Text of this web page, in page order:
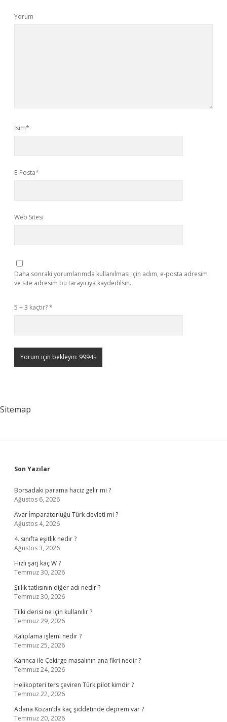
Yorum
İsim*
E-Posta*
Web Sitesi
Daha sonraki yorumlarımda kullanılması için adım, e-posta adresim
ve site adresim bu tarayıcıya kaydedilsin.
5 + 3 kaçtır?*
Sitemap
Sidebar
Son Yazılar
Borsadaki parama haciz gelir mi ?
Ağustos 6, 2026
Avar İmparatorluğu Türk devleti mi ?
Ağustos 4, 2026
4. sınıfta eşitlik nedir ?
Ağustos 3, 2026
Hızlı şarj kaç W ?
Temmuz 30, 2026
Şıllık tatlısının diğer adı nedir ?
Temmuz 30, 2026
Tilki derisi ne için kullanılır ?
Temmuz 29, 2026
Kalıplama işlemi nedir ?
Temmuz 25, 2026
Karınca ile Çekirge masalının ana fikri nedir ?
Temmuz 24, 2026
Helikopteri ters çeviren Türk pilot kimdir ?
Temmuz 22, 2026
Adana Kozan’da kaç şiddetinde deprem var ?
Temmuz 20, 2026